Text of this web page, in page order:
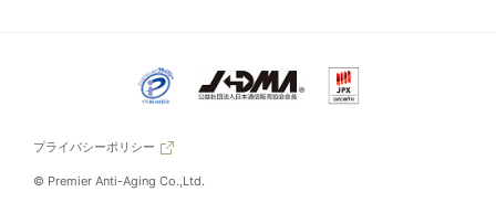
プライバシーポリシー
© Premier Anti-Aging Co.,Ltd.